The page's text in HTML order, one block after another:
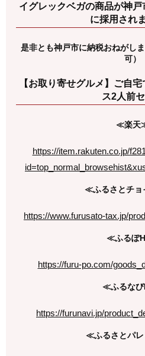
イグレックベガの商品が神
に採用され
是非とも神戸市に納税おねがし
可）
【お取り寄せグルメ】ご自
ス2人前
≪楽天
https://item.rakuten.co.jp/
≪ふるさとチ
https://www.furusato-tax.jp/
≪ふるぽ
https://furu-po.com/
≪ふるな
https://furunavi.jp/
≪ふるさとパ